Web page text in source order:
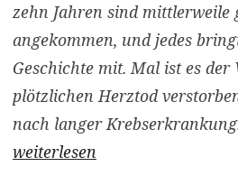
zehn Jahren sind mittlerweile
angekommen, und jedes
Geschichte mit. Mal ist es der
plötzlichen Herztod
nach langer
weiterlesen